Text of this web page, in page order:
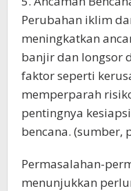
Perubahan iklim
meningkatkan
banjir dan longsor
faktor seperti
memperparah
pentingnya
bencana. (sumber,
Permasalahan-
menunjukkan